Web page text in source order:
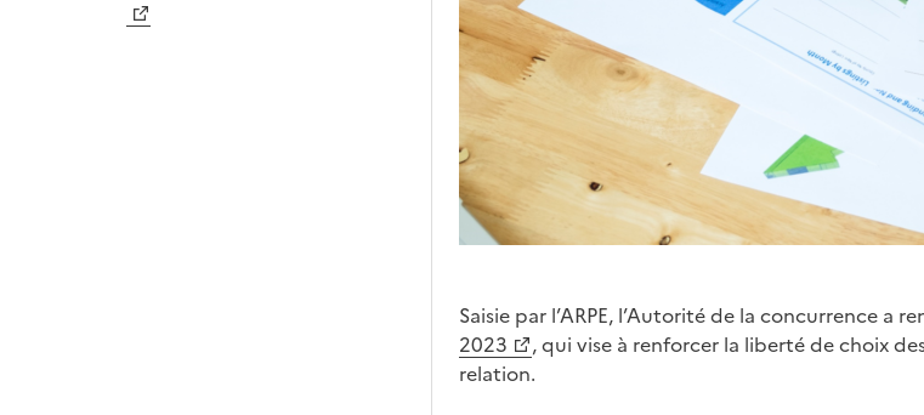
Saisie par l’ARPE, l’Autorité de la concurrence a
2023
, qui vise à renforcer la liberté de choix
relation.